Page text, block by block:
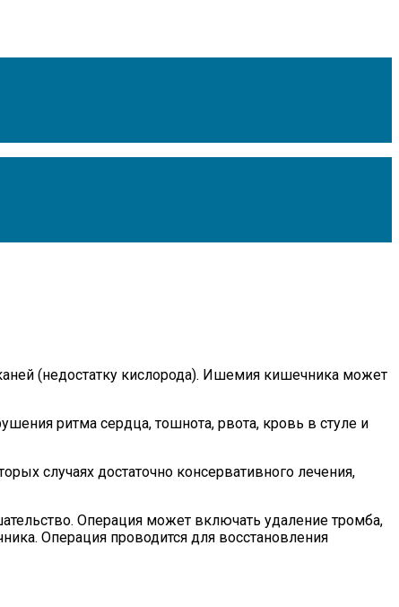
(недостатку кислорода). Ишемия кишечника может
ритма сердца, тошнота, рвота, кровь в стуле и
случаях достаточно консервативного лечения,
Операция может включать удаление тромба,
Операция проводится для восстановления